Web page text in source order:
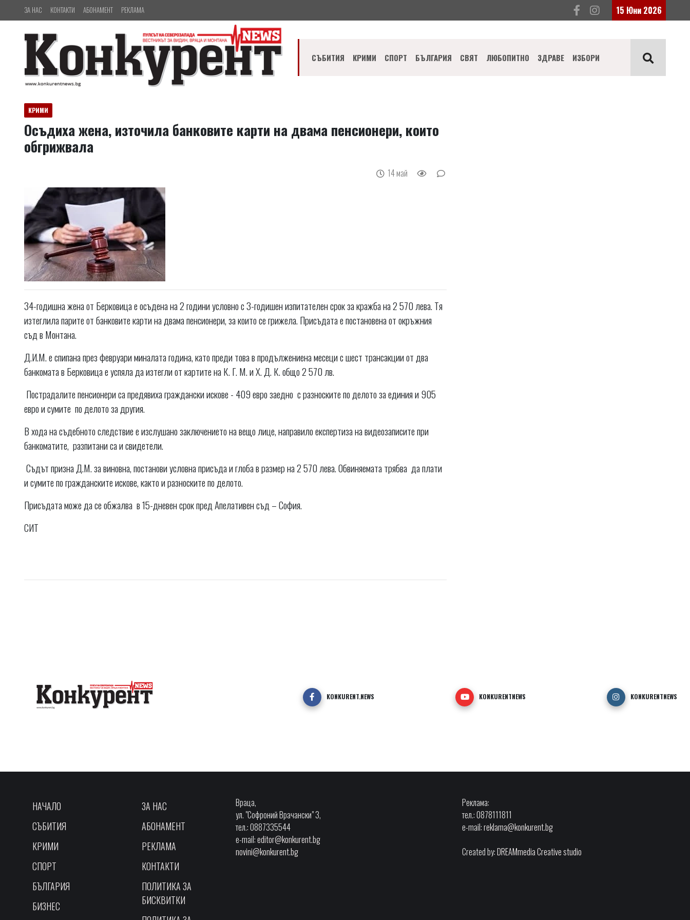
ЗА НАС КОНТАКТИ АБОНАМЕНТ РЕКЛАМА 15 Юни 2026
СЪБИТИЯ КРИМИ СПОРТ БЪЛГАРИЯ СВЯТ ЛЮБОПИТНО ЗДРАВЕ ИЗБОРИ
КРИМИ
Осъдиха жена, източила банковите карти на двама пенсионери, които
обгрижвала
14 май
34-годишна жена от Берковица е осъдена на 2 години условно с 3-годишен изпитателен срок за кражба на 2 570 лева. Тя
изтеглила парите от банковите карти на двама пенсионери, за които се грижела. Присъдата е постановена от окръжния
съд в Монтана.
Д.И.М. е спипана през февруари миналата година, като преди това в продължениена месеци с шест трансакции от два
банкомата в Берковица е успяла да изтегли от картите на К. Г. М. и Х. Д. К. общо 2 570 лв.
Пострадалите пенсионери са предявиха граждански искове - 409 евро заедно с разноските по делото за единия и 905
евро и сумите по делото за другия.
В хода на съдебното следствие е изслушано заключението на вещо лице, направило експертиза на видеозаписите при
банкоматите, разпитани са и свидетели.
Съдът призна Д.М. за виновна, постанови условна присъда и глоба в размер на 2 570 лева. Обвиняемата трябва да плати
и сумите по гражданските искове, както и разноските по делото.
Присъдата може да се обжалва в 15-дневен срок пред Апелативен съд – София.
СИТ
KONKURENT.NEWS KONKURENTNEWS KONKURENTNEWS
НАЧАЛО
СЪБИТИЯ
КРИМИ
СПОРТ
БЪЛГАРИЯ
БИЗНЕС
ЗА НАС
АБОНАМЕНТ
РЕКЛАМА
КОНТАКТИ
ПОЛИТИКА ЗА
БИСКВИТКИ
Враца,
ул. "Софроний Врачански" 3,
тел.: 0887335544
e-mail:editor@konkurent.bg
novini@konkurent.bg
Реклама:
тел.: 0878111811
e-mail:reklama@konkurent.bg
Created by:DREAMmedia Creative studio